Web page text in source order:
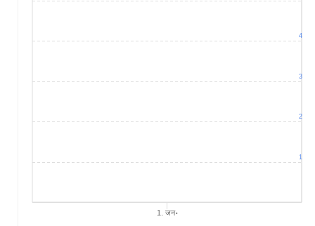
1. जन॰
1
2
3
4